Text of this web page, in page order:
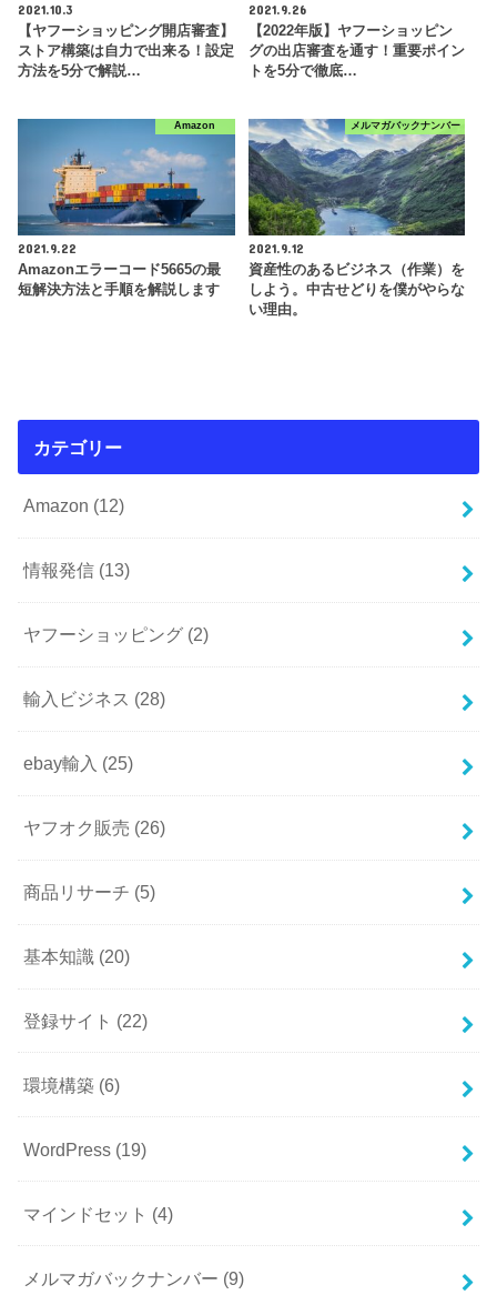
2021.10.3
【ヤフーショッピング開店審査】
ストア構築は自力で出来る！設定
方法を5分で解説…
2021.9.26
【2022年版】ヤフーショッピン
グの出店審査を通す！重要ポイン
トを5分で徹底…
Amazon
2021.9.22
Amazonエラーコード5665の最
短解決方法と手順を解説します
メルマガバックナンバー
2021.9.12
資産性のあるビジネス（作業）を
しよう。中古せどりを僕がやらな
い理由。
カテゴリー
Amazon (12)
情報発信 (13)
ヤフーショッピング (2)
輸入ビジネス (28)
ebay輸入 (25)
ヤフオク販売 (26)
商品リサーチ (5)
基本知識 (20)
登録サイト (22)
環境構築 (6)
WordPress (19)
マインドセット (4)
メルマガバックナンバー (9)